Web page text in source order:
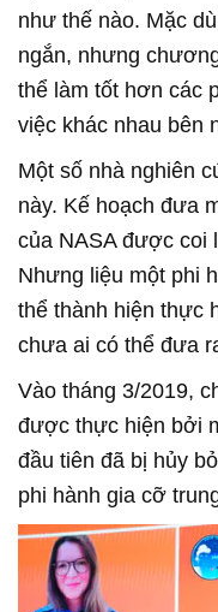
như thế nào. Mặc
ngắn, nhưng
thể làm tốt hơn các
việc khác nhau bên
Một số nhà nghiên
này. Kế hoạch đưa
của NASA được coi
Nhưng liệu một phi
thể thành hiện thực
chưa ai có thể đưa
Vào tháng 3/2019,
được thực hiện bởi
đầu tiên đã bị hủy
phi hành gia cỡ